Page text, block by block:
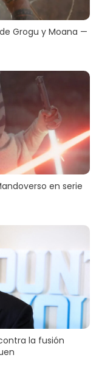
Grogu y Moana —
en serie
la fusión